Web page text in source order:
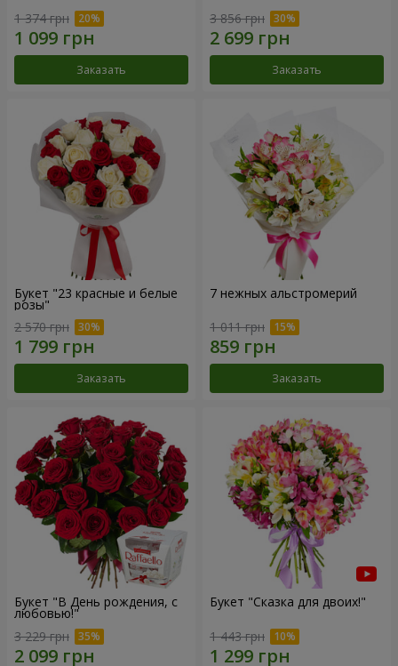
1 374 грн
Заказать
3 856 грн
Заказать
Букет "23 красные и белые
розы"
2 570 грн
Заказать
7 нежных альстромерий
1 011 грн
Заказать
Букет "В День рождения, с
любовью!"
3 229 грн
Букет "Сказка для двоих!"
1 443 грн